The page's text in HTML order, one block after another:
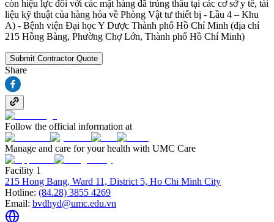
còn hiệu lực đối với các mặt hàng đã trúng thầu tại các cơ sở y tế, tài
liệu kỹ thuật của hàng hóa về Phòng Vật tư thiết bị - Lầu 4 – Khu
A) - Bệnh viện Đại học Y Dược Thành phố Hồ Chí Minh (địa chỉ
215 Hồng Bàng, Phường Chợ Lớn, Thành phố Hồ Chí Minh)
Submit Contractor Quote
Share
Follow the official information at
Manage and care for your health with UMC Care
Facility 1
215 Hong Bang, Ward 11, District 5, Ho Chi Minh City
Hotline: (84.28) 3855 4269
Email: bvdhyd@umc.edu.vn